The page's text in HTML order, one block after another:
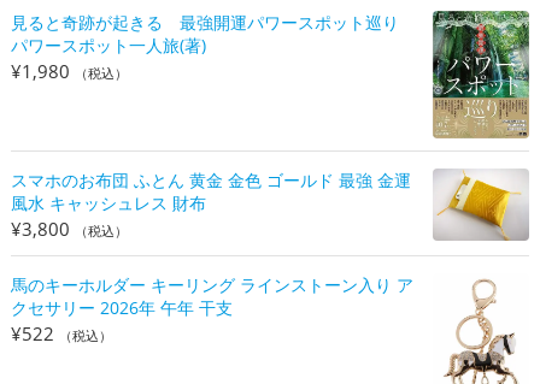
見ると奇跡が起きる 最強開運パワースポット巡り
パワースポット一人旅(著)
¥1,980 （税込）
スマホのお布団 ふとん 黄金 金色 ゴールド 最強 金運
風水 キャッシュレス 財布
¥3,800 （税込）
馬のキーホルダー キーリング ラインストーン入り ア
クセサリー 2026年 午年 干支
¥522 （税込）